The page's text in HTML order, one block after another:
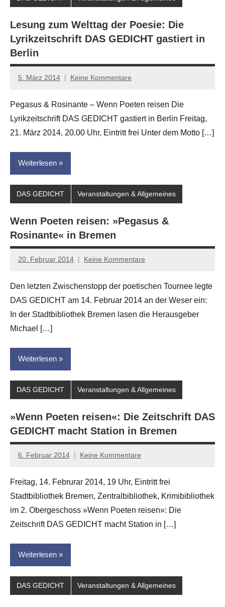
Lesung zum Welttag der Poesie: Die
Lyrikzeitschrift DAS GEDICHT gastiert in
Berlin
5. März 2014
Anton
Leitner
Keine Kommentare
Pegasus & Rosinante – Wenn Poeten reisen Die
Lyrikzeitschrift DAS GEDICHT gastiert in Berlin Freitag,
21. März 2014, 20.00 Uhr, Eintritt frei Unter dem Motto […]
Weiterlesen
DAS GEDICHT Veranstaltungen & Allgemeines
Wenn Poeten reisen: »Pegasus &
Rosinante« in Bremen
20. Februar 2014
Anton
Leitner
Keine Kommentare
Den letzten Zwischenstopp der poetischen Tournee legte
DAS GEDICHT am 14. Februar 2014 an der Weser ein:
In der Stadtbibliothek Bremen lasen die Herausgeber
Michael […]
Weiterlesen
DAS GEDICHT Veranstaltungen & Allgemeines
»Wenn Poeten reisen«: Die Zeitschrift DAS
GEDICHT macht Station in Bremen
6. Februar 2014
Anton
Leitner
Keine Kommentare
Freitag, 14. Februrar 2014, 19 Uhr, Eintritt frei
Stadtbibliothek Bremen, Zentralbibliothek, Krimibibliothek
im 2. Obergeschoss »Wenn Poeten reisen»: Die
Zeitschrift DAS GEDICHT macht Station in […]
Weiterlesen
DAS GEDICHT Veranstaltungen & Allgemeines